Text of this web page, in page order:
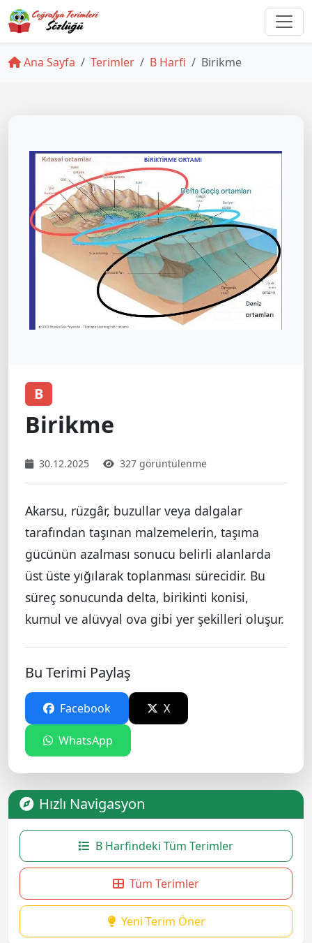
Ana Sayfa Terimler B Harfi Birikme
B
Birikme
30.12.2025 327 görüntülenme
Akarsu, rüzgâr, buzullar veya dalgalar
tarafından taşınan malzemelerin, taşıma
gücünün azalması sonucu belirli alanlarda
üst üste yığılarak toplanması sürecidir. Bu
süreç sonucunda delta, birikinti konisi,
kumul ve alüvyal ova gibi yer şekilleri oluşur.
Bu Terimi Paylaş
Facebook X
WhatsApp
Hızlı Navigasyon
B Harfindeki Tüm Terimler
Tüm Terimler
Yeni Terim Öner